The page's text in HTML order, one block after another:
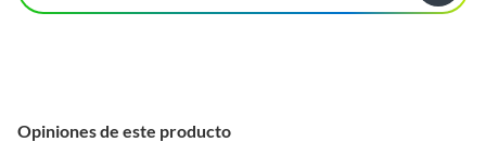
Opiniones de este producto